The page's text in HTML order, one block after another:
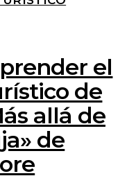
el
de
allá de
de